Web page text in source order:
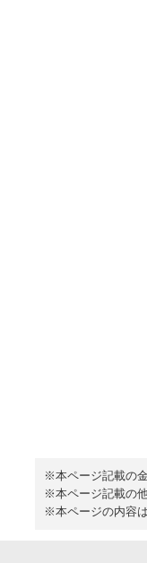
※本ページ記載の
※本ページ記載の
※本ページの内容